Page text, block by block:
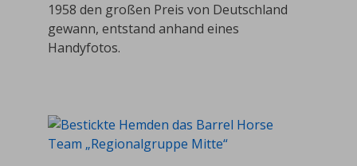
1958 den großen Preis von Deutschland
gewann, entstand anhand eines
Handyfotos.